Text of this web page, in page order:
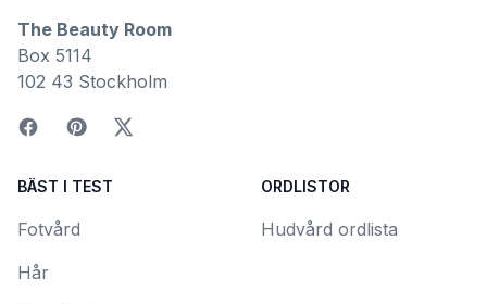
The Beauty Room
Box 5114
102 43 Stockholm
BÄST I TEST
Fotvård
Hår
ORDLISTOR
Hudvård ordlista